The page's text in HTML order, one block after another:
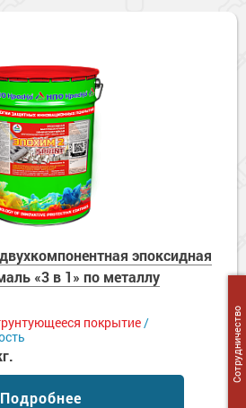
эпоксидная
«3 в 1» по металлу
покрытие/
Подробнее
Сотрудничество